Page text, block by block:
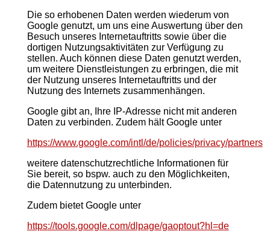
Die so erhobenen Daten werden wiederum von
Google genutzt, um uns eine Auswertung über den
Besuch unseres Internetauftritts sowie über die
dortigen Nutzungsaktivitäten zur Verfügung zu
stellen. Auch können diese Daten genutzt werden,
um weitere Dienstleistungen zu erbringen, die mit
der Nutzung unseres Internetauftritts und der
Nutzung des Internets zusammenhängen.
Google gibt an, Ihre IP-Adresse nicht mit anderen
Daten zu verbinden. Zudem hält Google unter
https://www.google.com/intl/de/policies/privacy/partners
weitere datenschutzrechtliche Informationen für
Sie bereit, so bspw. auch zu den Möglichkeiten,
die Datennutzung zu unterbinden.
Zudem bietet Google unter
https://tools.google.com/dlpage/gaoptout?hl=de